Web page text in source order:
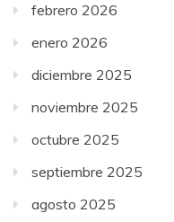
febrero 2026
enero 2026
diciembre 2025
noviembre 2025
octubre 2025
septiembre 2025
agosto 2025